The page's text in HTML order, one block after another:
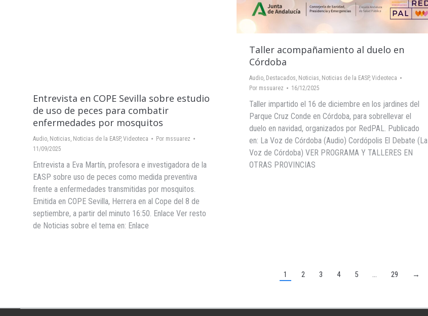
Taller acompañamiento al duelo en
Córdoba
Audio, Destacados, Noticias, Noticias de la EASP, Videoteca
Por mssuarez 16/12/2025
Taller impartido el 16 de diciembre en los jardines del
Parque Cruz Conde en Córdoba, para sobrellevar el
duelo en navidad, organizados por RedPAL. Publicado
en: La Voz de Córdoba (Audio) Cordópolis El Debate (La
Voz de Córdoba) VER PROGRAMA Y TALLERES EN
OTRAS PROVINCIAS
Entrevista en COPE Sevilla sobre estudio
de uso de peces para combatir
enfermedades por mosquitos
Audio, Noticias, Noticias de la EASP, Videoteca Por mssuarez
11/09/2025
Entrevista a Eva Martín, profesora e investigadora de la
EASP sobre uso de peces como medida preventiva
frente a enfermedades transmitidas por mosquitos.
Emitida en COPE Sevilla, Herrera en al Cope del 8 de
septiembre, a partir del minuto 16:50. Enlace Ver resto
de Noticias sobre el tema en: Enlace
1 2 3 4 5 29 →